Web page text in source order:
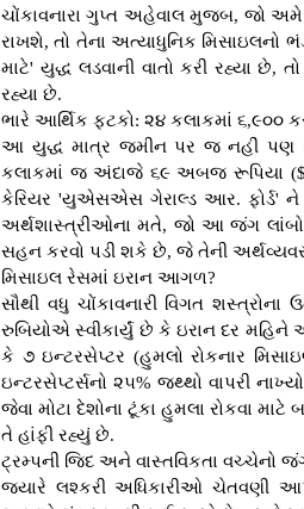
ચોંકાવનારા ગુપ્ત અહેવાલ મુજબ, જો
રાખશે, તો તેના અત્યાધુનિક મિસાઇલનો
માટે' યુદ્ધ લડવાની વાતો કરી રહ્યા છે,
રહ્યા છે.
ભારે આર્થિક ફટકો: ૨૪ કલાકમાં ૬,૯૦૦
આ યુદ્ધ માત્ર જમીન પર જ નહીં પણ
કલાકમાં જ અંદાજે ૬૯ અબજ રૂપિયા
કેરિયર 'યુએસએસ ગેરાલ્ડ આર. ફોર્ડ' ને
અર્થશાસ્ત્રીઓના મતે, જો આ જંગ લાંબો
સહન કરવો પડી શકે છે, જે તેની
મિસાઇલ રેસમાં ઇરાન આગળ?
સૌથી વધુ ચોંકાવનારી વિગત
રુબિયોએ સ્વીકાર્યું છે કે ઇરાન દર મહિને
કે ૭ ઇન્ટરસેપ્ટર (હુમલો રોકનાર
ઇન્ટરસેપ્ટર્સનો ૨૫% જથ્થો વાપરી
જેવા મોટા દેશોના ટૂંકા હુમલા રોકવા
તે હાંફી રહ્યું છે.
ટ્રમ્પની જિદ અને વાસ્તવિકતા વચ્ચેનો
જ્યારે લશ્કરી અધિકારીઓ ચેતવણી